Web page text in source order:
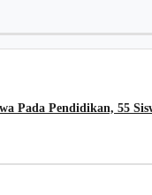
Pada Pendidikan, 55